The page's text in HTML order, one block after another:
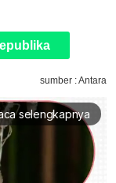
sumber : Antara
selengkapnya